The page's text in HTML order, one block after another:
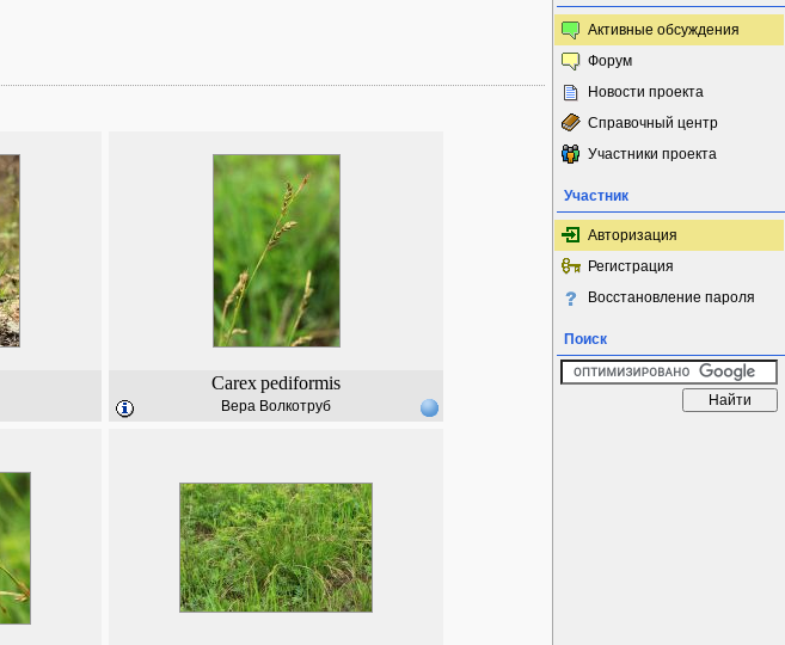
Carexpediformis
Вера Волкотруб
Активные обсуждения
Форум
Новости проекта
Справочный центр
Участники проекта
Участник
Авторизация
Регистрация
Восстановление пароля
Поиск